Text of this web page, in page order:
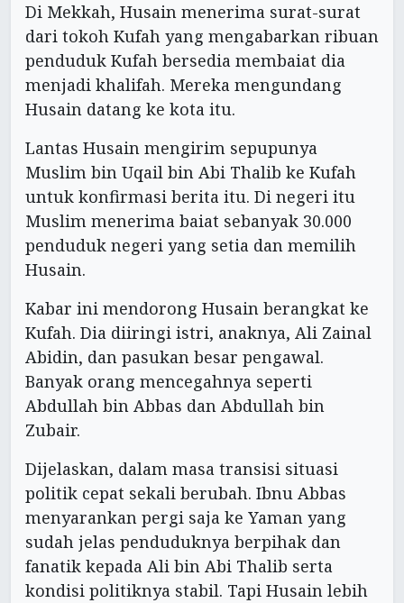
Di Mekkah, Husain menerima surat-surat
dari tokoh Kufah yang mengabarkan ribuan
penduduk Kufah bersedia membaiat dia
menjadi khalifah. Mereka mengundang
Husain datang ke kota itu.
Lantas Husain mengirim sepupunya
Muslim bin Uqail bin Abi Thalib ke Kufah
untuk konfirmasi berita itu. Di negeri itu
Muslim menerima baiat sebanyak 30.000
penduduk negeri yang setia dan memilih
Husain.
Kabar ini mendorong Husain berangkat ke
Kufah. Dia diiringi istri, anaknya, Ali Zainal
Abidin, dan pasukan besar pengawal.
Banyak orang mencegahnya seperti
Abdullah bin Abbas dan Abdullah bin
Zubair.
Dijelaskan, dalam masa transisi situasi
politik cepat sekali berubah. Ibnu Abbas
menyarankan pergi saja ke Yaman yang
sudah jelas penduduknya berpihak dan
fanatik kepada Ali bin Abi Thalib serta
kondisi politiknya stabil. Tapi Husain lebih